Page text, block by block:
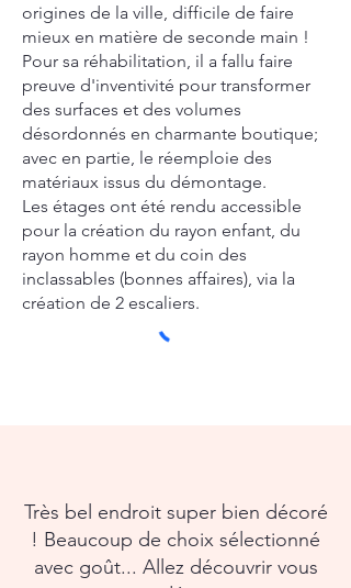
origines de la ville, difficile de faire
mieux en matière de seconde main !
Pour sa réhabilitation, il a fallu faire
preuve d'inventivité pour transformer
des surfaces et des volumes
désordonnés en charmante boutique;
avec en partie, le réemploie des
matériaux issus du démontage.
Les étages ont été rendu accessible
pour la création du rayon enfant, du
rayon homme et du coin des
inclassables (bonnes affaires), via la
création de 2 escaliers.
Très bel endroit super bien décoré
! Beaucoup de choix sélectionné
avec goût... Allez découvrir vous